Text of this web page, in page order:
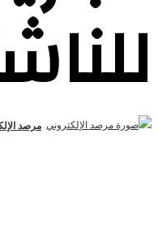
مرصد